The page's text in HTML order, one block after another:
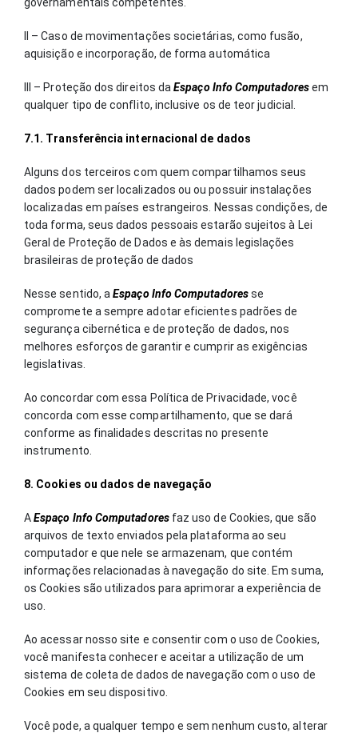
II – Caso de movimentações societárias, como fusão,
aquisição e incorporação, de forma automática
III – Proteção dos direitos daEspaço Info Computadoresem
qualquer tipo de conflito, inclusive os de teor judicial.
7.1. Transferência internacional de dados
Alguns dos terceiros com quem compartilhamos seus
dados podem ser localizados ou ou possuir instalações
localizadas em países estrangeiros. Nessas condições, de
toda forma, seus dados pessoais estarão sujeitos à Lei
Geral de Proteção de Dados e às demais legislações
brasileiras de proteção de dados
Nesse sentido, aEspaço Info Computadoresse
compromete a sempre adotar eficientes padrões de
segurança cibernética e de proteção de dados, nos
melhores esforços de garantir e cumprir as exigências
legislativas.
Ao concordar com essa Política de Privacidade, você
concorda com esse compartilhamento, que se dará
conforme as finalidades descritas no presente
instrumento.
8. Cookies ou dados de navegação
AEspaço Info Computadoresfaz uso de Cookies, que são
arquivos de texto enviados pela plataforma ao seu
computador e que nele se armazenam, que contém
informações relacionadas à navegação do site. Em suma,
os Cookies são utilizados para aprimorar a experiência de
uso.
Ao acessar nosso site e consentir com o uso de Cookies,
você manifesta conhecer e aceitar a utilização de um
sistema de coleta de dados de navegação com o uso de
Cookies em seu dispositivo.
Você pode, a qualquer tempo e sem nenhum custo, alterar